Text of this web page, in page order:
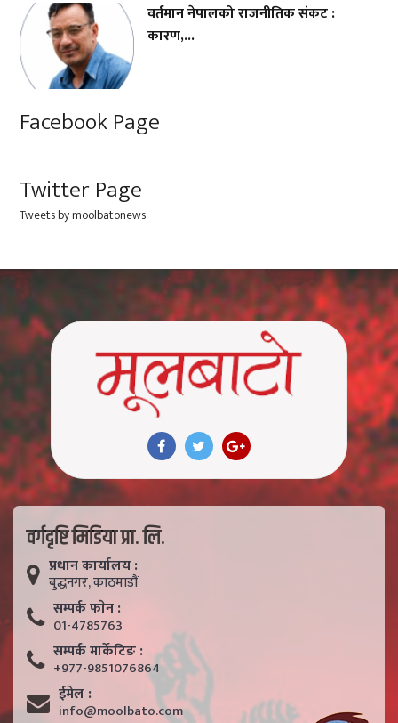
वर्तमान नेपालको राजनीतिक संकट :
कारण,...
Facebook Page
Twitter Page
Tweets by moolbatonews
वर्गदृष्टि मिडिया प्रा. लि.
प्रधान कार्यालय :
बुद्धनगर, काठमाडाैं
सम्पर्क फाेन :
01-4785763
सम्पर्क मार्केटिङ :
+977-9851076864
ईमेल :
info@moolbato.com